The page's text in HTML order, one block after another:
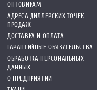
ОПТОВИКАМ
АДРЕСА ДИЛЛЕРСКИХ ТОЧЕК
ПРОДАЖ
ДОСТАВКА И ОПЛАТА
ГАРАНТИЙНЫЕ ОБЯЗАТЕЛЬСТВА
ОБРАБОТКА ПЕРСОНАЛЬНЫХ
ДАННЫХ
О ПРЕДПРИЯТИИ